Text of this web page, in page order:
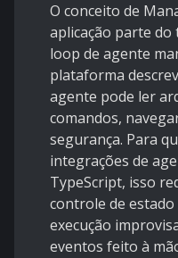
O conceito de
aplicação parte
loop de agente
plataforma
agente pode ler
comandos,
segurança. Para
integrações de
TypeScript, isso
controle de
execução
eventos feito à